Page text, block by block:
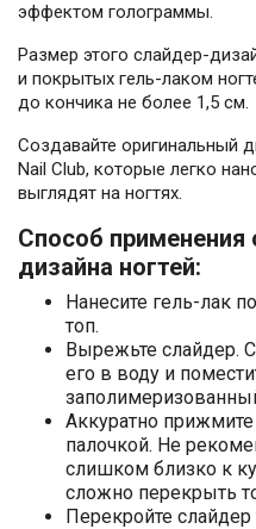
эффектом голограммы.
Размер этого слайдер-
и покрытых гель-лаком
до кончика не более 1,5 см.
Создавайте оригинальный
Nail Club, которые легко
выглядят на ногтях.
Способ применения
дизайна ногтей:
Нанесите гель-лак
топ.
Вырежьте слайдер.
его в воду и
Аккуратно
палочкой. Не
слишком близко к
сложно перекрыть
Перекройте